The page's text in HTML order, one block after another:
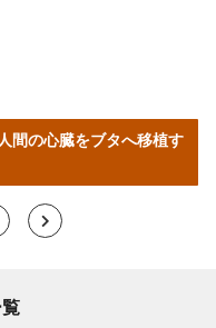
間の心臓をブタへ移植す
>